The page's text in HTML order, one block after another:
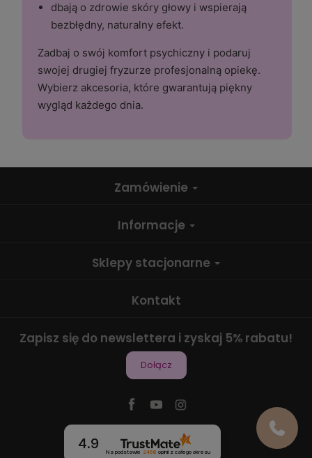
dbają o zdrowie skóry głowy i wspierają
bezbłędny, naturalny efekt.
Zadbaj o swój komfort psychiczny i podaruj
swojej drugiej fryzurze profesjonalną opiekę.
Wybierz akcesoria, które gwarantują piękny
wygląd każdego dnia.
Zamówienie
Informacje
Sklepy stacjonarne
Kontakt
Zapisz się do newslettera i zyskaj 5% rabatu!
Dołącz
4.9
Na podstawie 2468 opinii z całego okresu